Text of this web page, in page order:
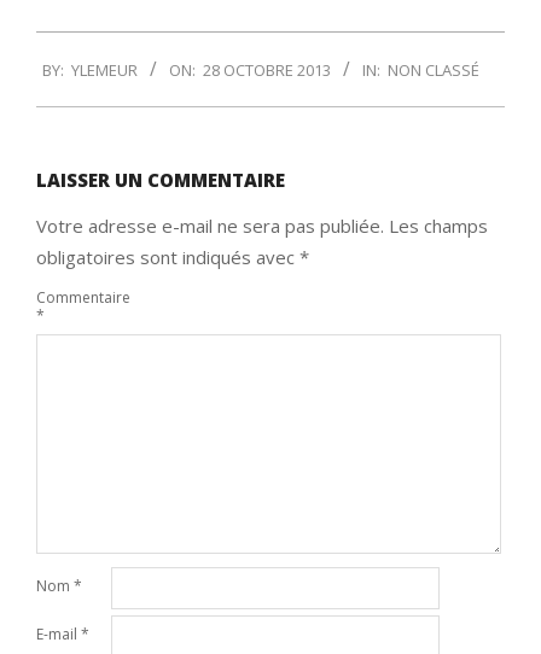
10-
28
BY: YLEMEUR ON: 28 OCTOBRE 2013 IN: NON CLASSÉ
LAISSER UN COMMENTAIRE
Votre adresse e-mail ne sera pas publiée. Les champs
obligatoires sont indiqués avec *
Commentaire
*
Nom *
E-mail *